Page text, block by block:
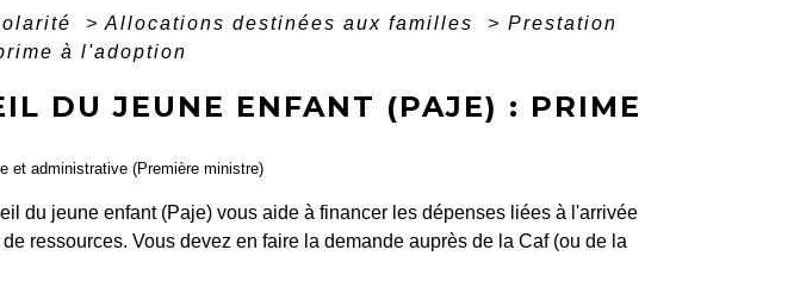
> Allocations destinées aux familles > Prestation
à l'adoption
DU JEUNE ENFANT (PAJE) : PRIME
et administrative (Première ministre)
du jeune enfant (Paje) vous aide à financer les dépenses liées à l'arrivée
ressources. Vous devez en faire la demande auprès de la Caf (ou de la